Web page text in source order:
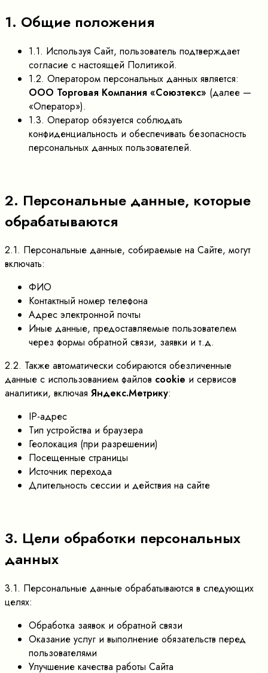
1. Общие положения
1.1. Используя Сайт, пользователь подтверждает
согласие с настоящей Политикой.
1.2. Оператором персональных данных является:
ООО Торговая Компания «Союзтекс» (далее —
«Оператор»).
1.3. Оператор обязуется соблюдать
конфиденциальность и обеспечивать безопасность
персональных данных пользователей.
2. Персональные данные, которые
обрабатываются
2.1. Персональные данные, собираемые на Сайте, могут
включать:
ФИО
Контактный номер телефона
Адрес электронной почты
Иные данные, предоставляемые пользователем
через формы обратной связи, заявки и т.д.
2.2. Также автоматически собираются обезличенные
данные с использованием файлов cookie и сервисов
аналитики, включая Яндекс.Метрику:
IP-адрес
Тип устройства и браузера
Геолокация (при разрешении)
Посещенные страницы
Источник перехода
Длительность сессии и действия на сайте
3. Цели обработки персональных
данных
3.1. Персональные данные обрабатываются в следующих
целях:
Обработка заявок и обратной связи
Оказание услуг и выполнение обязательств перед
пользователями
Улучшение качества работы Сайта